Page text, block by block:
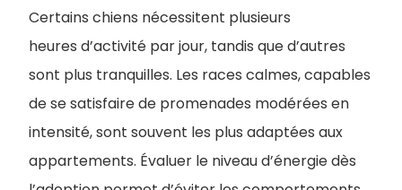
Certains chiens nécessitent plusieurs
heures d’activité par jour, tandis que d’autres
sont plus tranquilles. Les races calmes, capables
de se satisfaire de promenades modérées en
intensité, sont souvent les plus adaptées aux
appartements. Évaluer le niveau d’énergie dès